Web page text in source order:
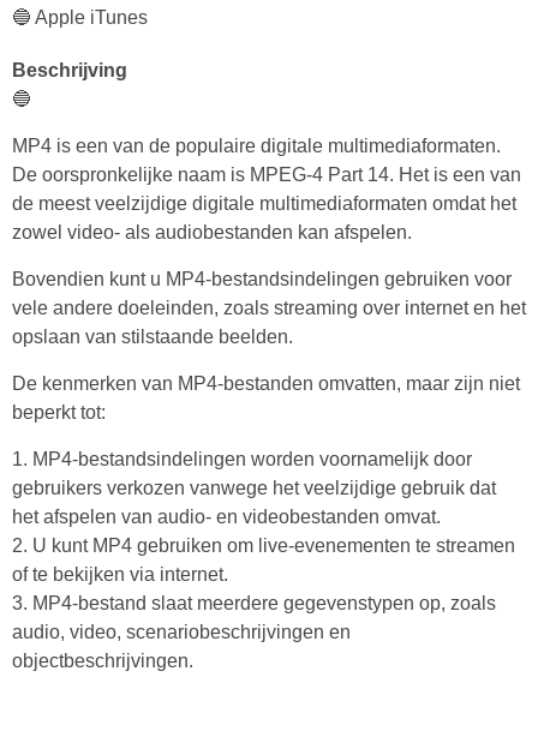
🔵 Apple iTunes
Beschrijving
🔵
MP4 is een van de populaire digitale multimediaformaten.
De oorspronkelijke naam is MPEG-4 Part 14. Het is een van
de meest veelzijdige digitale multimediaformaten omdat het
zowel video- als audiobestanden kan afspelen.
Bovendien kunt u MP4-bestandsindelingen gebruiken voor
vele andere doeleinden, zoals streaming over internet en het
opslaan van stilstaande beelden.
De kenmerken van MP4-bestanden omvatten, maar zijn niet
beperkt tot:
1. MP4-bestandsindelingen worden voornamelijk door
gebruikers verkozen vanwege het veelzijdige gebruik dat
het afspelen van audio- en videobestanden omvat.
2. U kunt MP4 gebruiken om live-evenementen te streamen
of te bekijken via internet.
3. MP4-bestand slaat meerdere gegevenstypen op, zoals
audio, video, scenariobeschrijvingen en
objectbeschrijvingen.